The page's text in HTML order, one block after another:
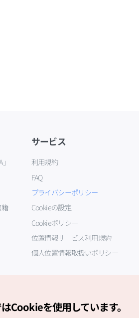
サービス
利用規約
FAQ
プライバシーポリシー
Cookieの設定
Cookieポリシー
位置情報サービス利用規約
個人位置情報取扱いポリシー
Cookieを使用しています。